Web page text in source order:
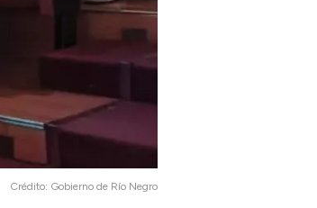
Crédito: Gobierno de Río Negro